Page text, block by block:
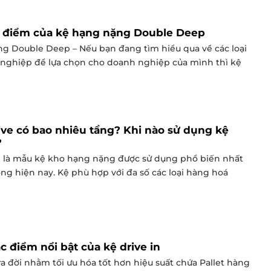
của kệ hạng nặng Double Deep
Double Deep – Nếu bạn đang tìm hiểu qua về các loại
để lựa chọn cho doanh nghiệp của mình thì kệ
có bao nhiêu tầng? Khi nào sử dụng kệ
là mẫu kệ kho hạng nặng được sử dụng phổ biến nhất
hiện nay. Kệ phù hợp với đa số các loại hàng hoá
điểm nổi bật của kệ drive in
đời nhằm tối ưu hóa tốt hơn hiệu suất chứa Pallet hàng